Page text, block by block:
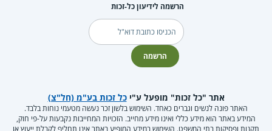
הרשמה לידיעון כל-זכות
דוא"ל
הרשמה
אתר "כל זכות" מופעל ע"יכל זכות בע"מ (חל"צ)
האתר פונה לנשים וגברים כאחד. השימוש בלשון זכר נעשה מטעמי נוחות בלבד.
המידע באתר הוא מידע כללי ואינו מידע מחייב. הזכויות המחייבות נקבעות על-פי חוק,
תקנות ופסיקות בתי המשפט. השימוש במידע המופיע באתר אינו תחליף לקבלת ייעוץ או